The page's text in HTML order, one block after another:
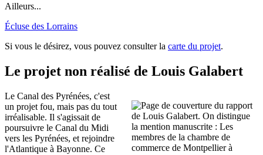
Ailleurs...
Écluse des Lorrains
Si vous le désirez, vous pouvez consulter la carte du projet.
Le projet non réalisé de Louis Galabert
Le Canal des Pyrénées, c'est
un projet fou, mais pas du tout
irréalisable. Il s'agissait de
poursuivre le Canal du Midi
vers les Pyrénées, et rejoindre
l'Atlantique à Bayonne. Ce